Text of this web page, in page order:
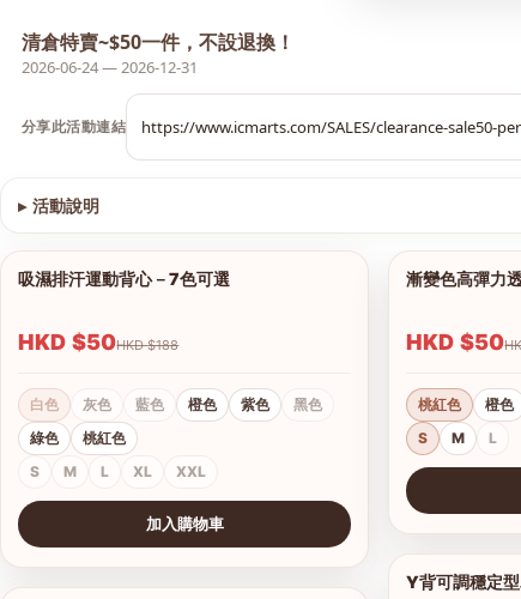
清倉特賣~$50一件，不設退換！
2026-06-24 — 2026-12-31
分享此活動連結
▸ 活動說明
查看圖片
吸濕排汗運動背心－7色可選
HKD $50 HKD $188
白色 灰色 藍色 橙色 紫色
黑色
綠色
桃紅色
S
M L XL XXL
加入購物車
漸變色高彈力
HKD $50
桃紅色 橙色
S
M L
Y背可調穩定